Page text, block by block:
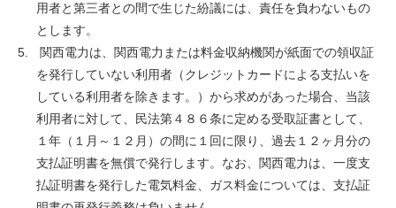
用者と第三者との間で生じた紛議には、責任を負わないもの
とします。
関西電力は、関西電力または料金収納機関が紙面での領収証
を発行していない利用者（クレジットカードによる支払いを
している利用者を除きます。）から求めがあった場合、当該
利用者に対して、民法第４８６条に定める受取証書として、
１年（１月～１２月）の間に１回に限り、過去１２ヶ月分の
支払証明書を無償で発行します。なお、関西電力は、一度支
払証明書を発行した電気料金、ガス料金については、支払証